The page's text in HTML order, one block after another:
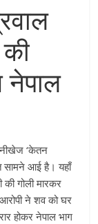
नेपाल
‘केतन
सामने आई है। यहाँ
गोली मारकर
ने शव को घर
होकर नेपाल भाग